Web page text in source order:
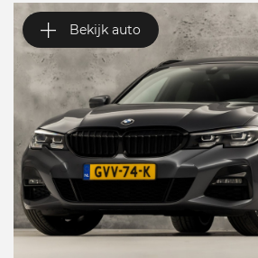
Bekijk auto